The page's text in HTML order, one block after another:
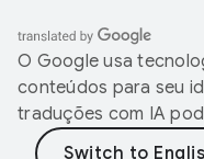
O Google usa
conteúdos para seu
traduções com IA